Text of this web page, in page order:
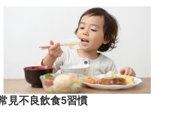
見不良飲食5習慣